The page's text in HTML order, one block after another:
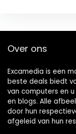
Over ons
Excamedia is een
beste deals biedt
van computers en
en blogs. Alle
door hun
afgeleid van hun